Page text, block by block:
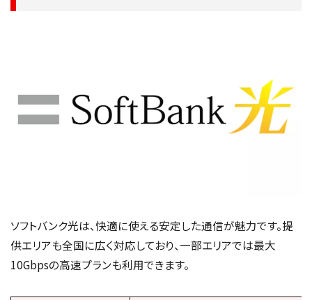
ソフトバンク光は、快適に使える安定した通信が魅力です。提
供エリアも全国に広く対応しており、一部エリアでは最大
10Gbpsの高速プランも利用できます。